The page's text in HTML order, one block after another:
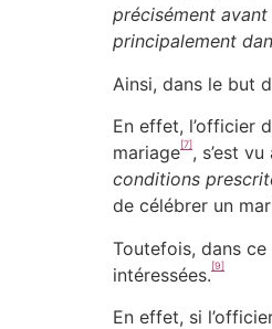
précisément
principalement
Ainsi, dans le but
En effet, l’officier
mariage[7], s’est
conditions
de célébrer un
Toutefois, dans
intéressées.[9]
En effet, si